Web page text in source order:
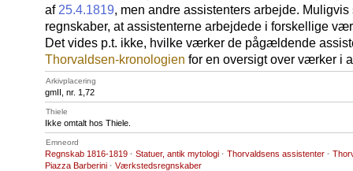
af 25.4.1819, men andre assistenters arbejde.
regnskaber, at assistenterne arbejdede i forskellige
Det vides p.t. ikke, hvilke værker de pågældende
Thorvaldsen-kronologien for en oversigt over værker i
Arkivplacering
gmII, nr. 1,72
Thiele
Ikke omtalt hos Thiele.
Emneord
Regnskab 1816-1819 · Statuer, antik mytologi · Thorvaldsens assistenter ·
Piazza Barberini · Værkstedsregnskaber